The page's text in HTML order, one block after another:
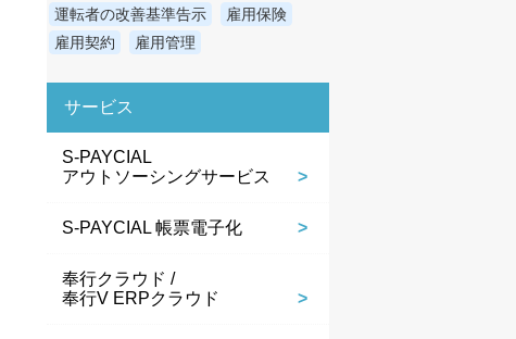
運転者の改善基準告示
雇用保険
雇用契約
雇用管理
サービス
S-PAYCIAL
アウトソーシングサービス
S-PAYCIAL 帳票電子化
奉行クラウド /
奉行V ERPクラウド